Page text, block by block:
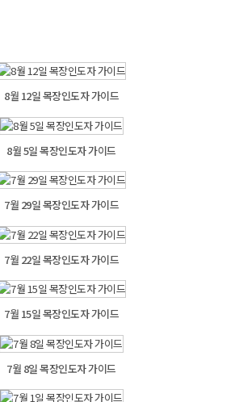
8월 12일 목장인도자 가이드
8월 5일 목장인도자 가이드
7월 29일 목장인도자 가이드
7월 22일 목장인도자 가이드
7월 15일 목장인도자 가이드
7월 8일 목장인도자 가이드